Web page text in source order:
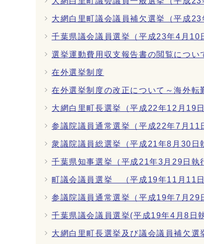
大網白里町議会議員補欠選挙（平成23
千葉県議会議員選挙（平成23年4月10
選挙運動費用収支報告書の閲覧につい
在外選挙制度
在外選挙制度の改正について～海外転
大網白里町長選挙（平成22年12月19日
参議院議員通常選挙（平成22年7月11
衆議院議員総選挙（平成21年8月30日
千葉県知事選挙（平成21年3月29日執
町議会議員選挙 （平成19年11月11日
参議院議員通常選挙（平成19年7月29
千葉県議会議員選挙(平成19年4月8日
大網白里町長選挙及び議会議員補欠選